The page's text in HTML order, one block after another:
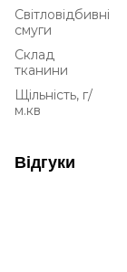
Світловідбивні
смуги
Склад
тканини
Щільність, г/
м.кв
Відгуки